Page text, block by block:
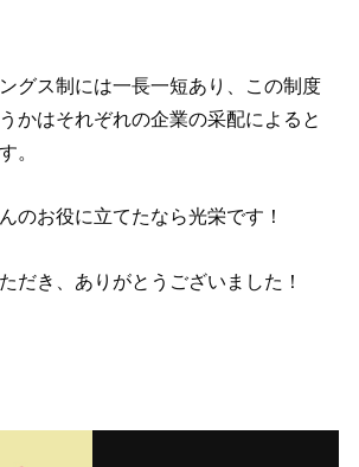
グス制には一長一短あり、この制度
かはそれぞれの企業の采配によると
。
のお役に立てたなら光栄です！
だき、ありがとうございました！